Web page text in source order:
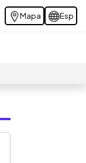
Mapa Esp